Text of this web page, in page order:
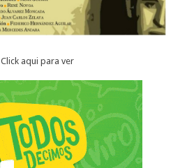
Click aqui para ver